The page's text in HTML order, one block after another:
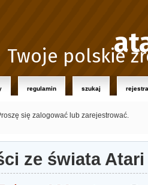
Twoje polskie
regulamin szukaj
się zalogować lub zarejestrować.
ze świata Atari